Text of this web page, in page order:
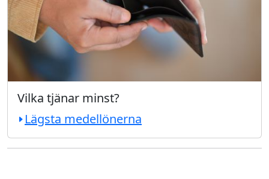
Vilka tjänar minst?
Lägsta medellönerna